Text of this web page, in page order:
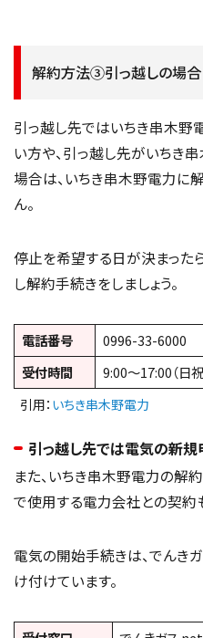
解約方法③引っ越しの場合
引っ越し先ではいちき串木
い方や、引っ越し先がいちき
場合は、いちき串木野電力に
ん。
停止を希望する日が決まった
し解約手続きをしましょう。
電話番号
0996-33-6000
受付時間
9:00～17:00（日祝
引用： いちき串木野電力
引っ越し先では電気の新
また、いちき串木野電力の解
で使用する電力会社との契約
電気の開始手続きは、でんき
け付けています。